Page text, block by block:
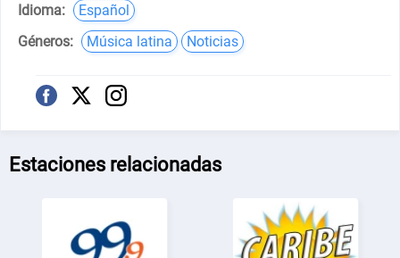
Idioma:
Español
Géneros:
Música latina Noticias
Estaciones relacionadas